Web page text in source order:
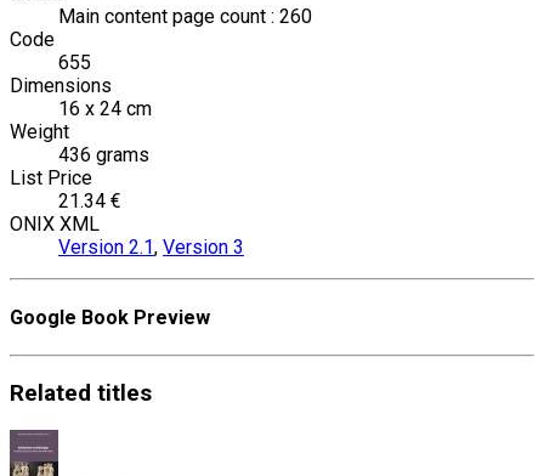
Main content page count : 260
Code
655
Dimensions
16 x 24 cm
Weight
436 grams
List Price
21.34 €
ONIX XML
Version 2.1, Version 3
Google Book Preview
Related titles